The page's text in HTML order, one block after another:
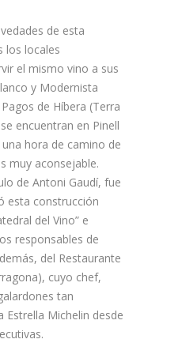
de esta
los locales
el mismo vino a sus
y Modernista
de Híbera (Terra
encuentran en Pinell
hora de camino de
muy aconsejable.
de Antoni Gaudí, fue
esta construcción
del Vino” e
responsables de
del Restaurante
cuyo chef,
tan
Michelin desde